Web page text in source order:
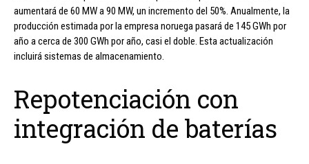
aumentará de 60 MW a 90 MW, un incremento del 50%. Anualmente, la
producción estimada por la empresa noruega pasará de 145 GWh por
año a cerca de 300 GWh por año, casi el doble. Esta actualización
incluirá sistemas de almacenamiento.
Repotenciación con
integración de baterías